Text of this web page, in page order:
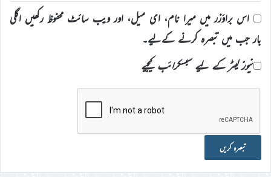
اس براؤزر میں میرا نام، ای میل، اور ویب سائٹ محفوظ رکھیں اگلی
بار جب میں تبصرہ کرنے کےلیے۔
نیوز لیٹر کے لیے سبسکرائب کیجیے